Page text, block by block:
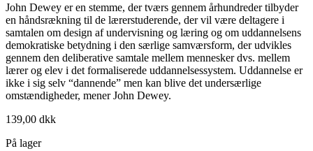
John Dewey er en stemme, der tværs gennem århundreder tilbyder
en håndsrækning til de lærerstuderende, der vil være deltagere i
samtalen om design af undervisning og læring og om uddannelsens
demokratiske betydning i den særlige samværsform, der udvikles
gennem den deliberative samtale mellem mennesker dvs. mellem
lærer og elev i det formaliserede uddannelsessystem. Uddannelse er
ikke i sig selv “dannende” men kan blive det undersærlige
omstændigheder, mener John Dewey.
139,00 dkk
På lager